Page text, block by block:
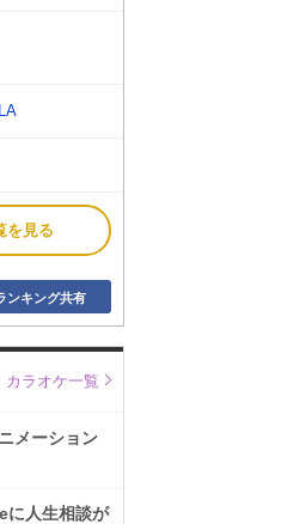
を見る
ンキング共有
カラオケ一覧
メーション
に人生相談が